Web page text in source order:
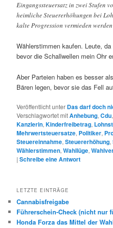
Eingangssteuersatz in zwei Stufen
heimliche Steuererhöhungen bei
kalte Progression vermieden werden
Wählerstimmen kaufen. Leute,
bevor die Schallwellen mein Ohr
Aber Parteien haben es besser
Bären legen, bevor sie das Fell
Veröffentlicht unter Das darf doch
Verschlagwortet mitAnhebung,Cdu
Kanzlerin,Kinderfreibetrag,
Mehrwertsteuersatze, Politiker,
Steuereinnahme,Steuererhöhung,
Wählerstimmen,Wahllüge,
|Schreibe eine Antwort
LETZTE EINTRÄGE
Cannabisfreigabe
Führerschein-Check (nicht nur
Honda Forza das Mittel der